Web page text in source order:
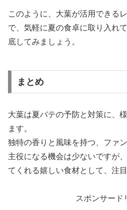
このように、大葉が活用できる
で、気軽に夏の食卓に取り入れ
底してみましょう。
まとめ
大葉は夏バテの予防と対策に、
ます。
独特の香りと風味を持つ、ファ
主役になる機会は少ないですが
てくれる嬉しい食材として、注
スポンサード